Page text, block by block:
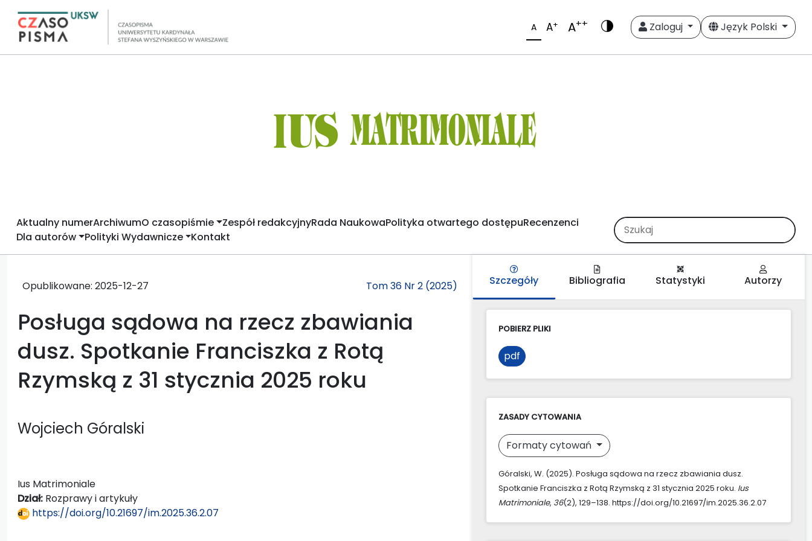
A A+ A++ Zaloguj Język Polski
Aktualny numerArchiwumO czasopiśmie Zespół redakcyjnyRada NaukowaPolityka otwartego dostępuRecenzenci
Dla autorów Polityki Wydawnicze Kontakt
Opublikowane: 2025-12-27 Tom 36 Nr 2 (2025)
Posługa sądowa na rzecz zbawiania
dusz. Spotkanie Franciszka z Rotą
Rzymską z 31 stycznia 2025 roku
Wojciech Góralski
Ius Matrimoniale
Dział: Rozprawy i artykuły
https://doi.org/10.21697/im.2025.36.2.07
Szczegóły Bibliografia Statystyki Autorzy
POBIERZ PLIKI
pdf
ZASADY CYTOWANIA
Formaty cytowań
Góralski, W. (2025). Posługa sądowa na rzecz zbawiania dusz.
Spotkanie Franciszka z Rotą Rzymską z 31 stycznia 2025 roku. Ius
Matrimoniale, 36(2), 129–138. https://doi.org/10.21697/im.2025.36.2.07